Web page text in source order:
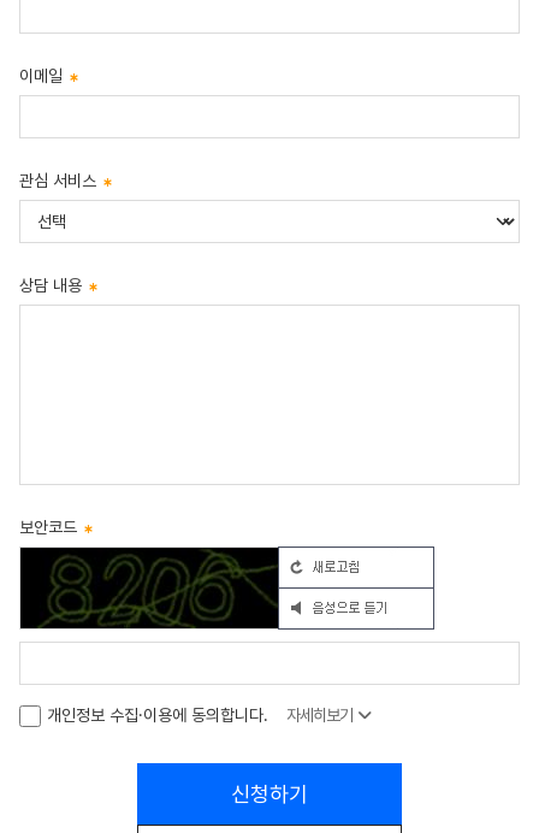
이메일
관심 서비스
상담 내용
보안코드
개인정보 수집·이용에 동의합니다. 자세히보기
신청하기